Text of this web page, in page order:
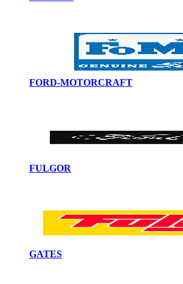
FORD-MOTORCRAFT
FULGOR
GATES